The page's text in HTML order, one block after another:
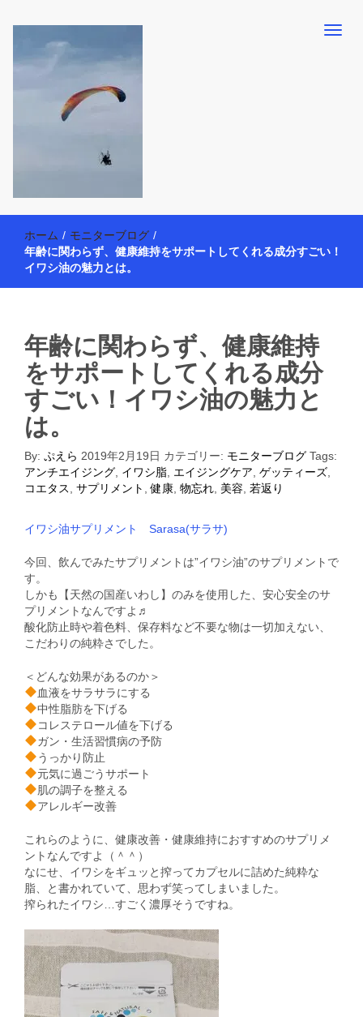
働く母の40代を楽しむ方法
ー活動を通して、豊かな生活を楽しんでいます。懸賞やモニター生
活だけでなく、大好きな【旅行・温泉・食育・美容健康アイテム探
索】も全力で楽しみます。
ホーム / モニターブログ /
年齢に関わらず、健康維持をサポートしてくれる成分すごい！
イワシ油の魅力とは。
年齢に関わらず、健康維持
をサポートしてくれる成分
すごい！イワシ油の魅力と
は。
By: ぷえら 2019年2月19日 カテゴリー: モニターブログ Tags:
アンチエイジング イワシ脂 エイジングケア ゲッティーズ
コエタス
サプリメント ,健康 物忘れ 美容 若返り
イワシ油サプリメント Sarasa(サラサ)
今回、飲んでみたサプリメントは”イワシ油”のサプリメントで
す。
しかも【天然の国産いわし】のみを使用した、安心安全のサ
プリメントなんですよ♬
酸化防止時や着色料、保存料など不要な物は一切加えない、
こだわりの純粋さでした。
＜どんな効果があるのか＞
血液をサラサラにする
中性脂肪を下げる
コレステロール値を下げる
ガン・生活習慣病の予防
うっかり防止
元気に過ごうサポート
肌の調子を整える
アレルギー改善
これらのように、健康改善・健康維持におすすめのサプリメ
ントなんですよ（＾＾）
なにせ、イワシをギュッと搾ってカプセルに詰めた純粋な
脂、と書かれていて、思わず笑ってしまいました。
搾られたイワシ…すごく濃厚そうですね。